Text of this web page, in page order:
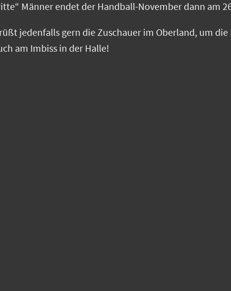
Männer endet der Handball-November dann am
jedenfalls gern die Zuschauer im Oberland, um
am Imbiss in der Halle!